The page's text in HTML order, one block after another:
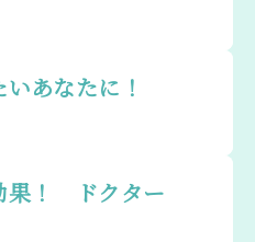
いあなたに！
果！ ドクター